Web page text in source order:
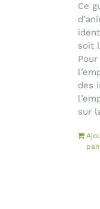
Ce
soit
des
sur